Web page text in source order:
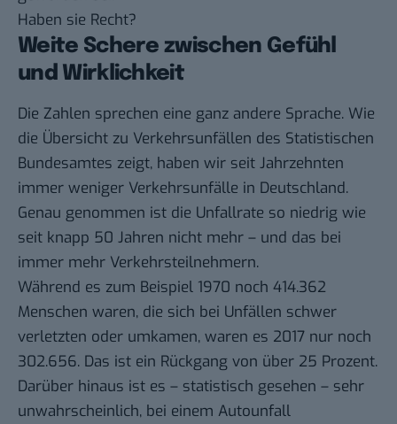
Haben sie Recht?
Weite Schere zwischen Gefühl
und Wirklichkeit
Die Zahlen sprechen eine ganz andere Sprache. Wie
die Übersicht zu Verkehrsunfällen des Statistischen
Bundesamtes zeigt, haben wir seit Jahrzehnten
immer weniger Verkehrsunfälle in Deutschland.
Genau genommen ist die Unfallrate so niedrig wie
seit knapp 50 Jahren nicht mehr – und das bei
immer mehr Verkehrsteilnehmern.
Während es zum Beispiel 1970 noch 414.362
Menschen waren, die sich bei Unfällen schwer
verletzten oder umkamen, waren es 2017 nur noch
302.656. Das ist ein Rückgang von über 25 Prozent.
Darüber hinaus ist es – statistisch gesehen – sehr
unwahrscheinlich, bei einem Autounfall